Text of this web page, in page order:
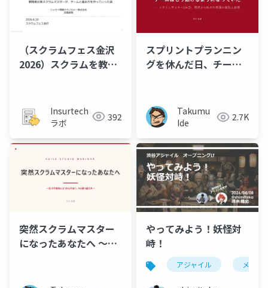
（スクラムフェス金沢
2026）スクラムを​教え
Insurtech
ラボ
392
スプリントプランニン
グを休んだ日、チーム
偶然から始めた移譲の
実践と越境
Takumu
Ide
2.7K
突然スクラムマスター
になったあなたへ 〜若
やってみよう！妖怪対
峙！
アジャイル メタフ